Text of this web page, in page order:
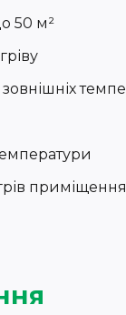
50 м²
приміщення